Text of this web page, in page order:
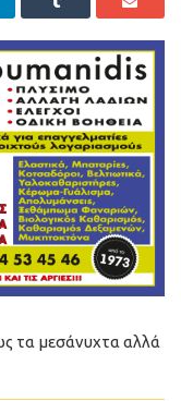
τα μεσάνυχτα αλλά